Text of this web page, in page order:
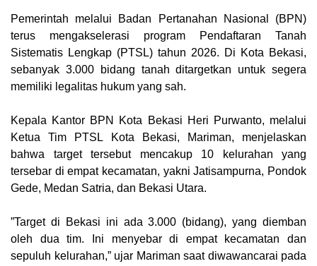
‎Pemerintah melalui Badan Pertanahan Nasional (BPN)
terus mengakselerasi program Pendaftaran Tanah
Sistematis Lengkap (PTSL) tahun 2026. Di Kota Bekasi,
sebanyak 3.000 bidang tanah ditargetkan untuk segera
memiliki legalitas hukum yang sah.
‎Kepala Kantor BPN Kota Bekasi Heri Purwanto, melalui
Ketua Tim PTSL Kota Bekasi, Mariman, menjelaskan
bahwa target tersebut mencakup 10 kelurahan yang
tersebar di empat kecamatan, yakni Jatisampurna, Pondok
Gede, Medan Satria, dan Bekasi Utara.
‎”Target di Bekasi ini ada 3.000 (bidang), yang diemban
oleh dua tim. Ini menyebar di empat kecamatan dan
sepuluh kelurahan,” ujar Mariman saat diwawancarai pada